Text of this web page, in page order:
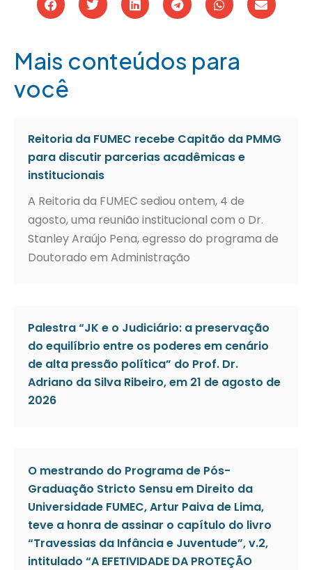
Mais conteúdos para
você
Reitoria da FUMEC recebe Capitão da PMMG
para discutir parcerias acadêmicas e
institucionais
A Reitoria da FUMEC sediou ontem, 4 de
agosto, uma reunião institucional com o Dr.
Stanley Araújo Pena, egresso do programa de
Doutorado em Administração
Palestra “JK e o Judiciário: a preservação
do equilíbrio entre os poderes em cenário
de alta pressão política” do Prof. Dr.
Adriano da Silva Ribeiro, em 21 de agosto de
2026
O mestrando do Programa de Pós-
Graduação Stricto Sensu em Direito da
Universidade FUMEC, Artur Paiva de Lima,
teve a honra de assinar o capítulo do livro
“Travessias da Infância e Juventude”, v.2,
intitulado “A EFETIVIDADE DA PROTEÇÃO